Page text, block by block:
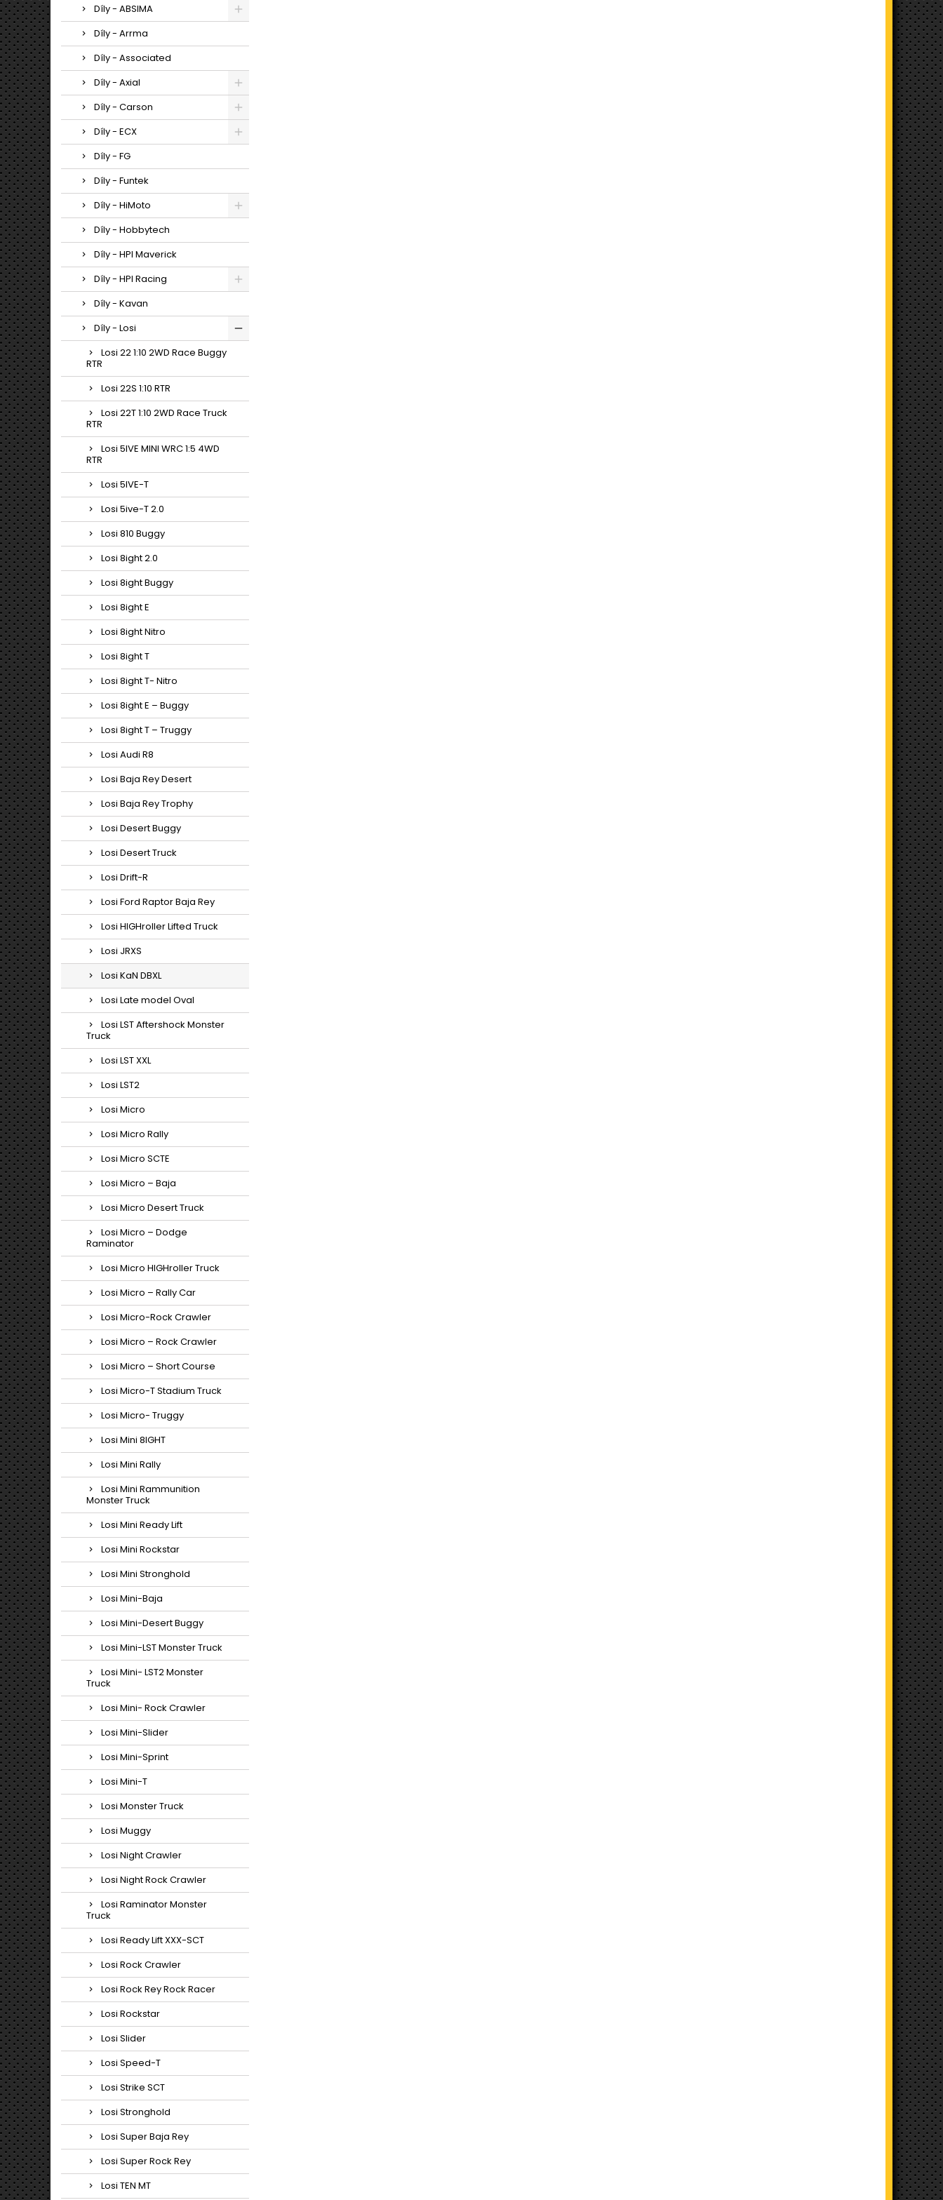
Díly - ABSIMA
Díly - Arrma
Díly - Associated
Díly - Axial
Díly - Carson
Díly - ECX
Díly - FG
Díly - Funtek
Díly - HiMoto
Díly - Hobbytech
Díly - HPI Maverick
Díly - HPI Racing
Díly - Kavan
Díly - Losi
Losi 22 1:10 2WD Race Buggy
RTR
Losi 22S 1:10 RTR
Losi 22T 1:10 2WD Race Truck
RTR
Losi 5IVE MINI WRC 1:5 4WD
RTR
Losi 5IVE-T
Losi 5ive-T 2.0
Losi 810 Buggy
Losi 8ight 2.0
Losi 8ight Buggy
Losi 8ight E
Losi 8ight Nitro
Losi 8ight T
Losi 8ight T- Nitro
Losi 8ight E – Buggy
Losi 8ight T – Truggy
Losi Audi R8
Losi Baja Rey Desert
Losi Baja Rey Trophy
Losi Desert Buggy
Losi Desert Truck
Losi Drift-R
Losi Ford Raptor Baja Rey
Losi HIGHroller Lifted Truck
Losi JRXS
Losi KaN DBXL
Losi Late model Oval
Losi LST Aftershock Monster
Truck
Losi LST XXL
Losi LST2
Losi Micro
Losi Micro Rally
Losi Micro SCTE
Losi Micro – Baja
Losi Micro Desert Truck
Losi Micro – Dodge
Raminator
Losi Micro HIGHroller Truck
Losi Micro – Rally Car
Losi Micro-Rock Crawler
Losi Micro – Rock Crawler
Losi Micro – Short Course
Losi Micro-T Stadium Truck
Losi Micro- Truggy
Losi Mini 8IGHT
Losi Mini Rally
Losi Mini Rammunition
Monster Truck
Losi Mini Ready Lift
Losi Mini Rockstar
Losi Mini Stronghold
Losi Mini-Baja
Losi Mini-Desert Buggy
Losi Mini-LST Monster Truck
Losi Mini- LST2 Monster
Truck
Losi Mini- Rock Crawler
Losi Mini-Slider
Losi Mini-Sprint
Losi Mini-T
Losi Monster Truck
Losi Muggy
Losi Night Crawler
Losi Night Rock Crawler
Losi Raminator Monster
Truck
Losi Ready Lift XXX-SCT
Losi Rock Crawler
Losi Rock Rey Rock Racer
Losi Rockstar
Losi Slider
Losi Speed-T
Losi Strike SCT
Losi Stronghold
Losi Super Baja Rey
Losi Super Rock Rey
Losi TEN MT